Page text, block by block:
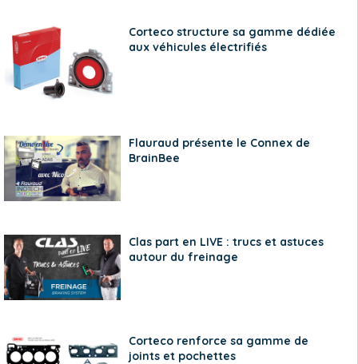
Corteco structure sa gamme dédiée
aux véhicules électrifiés
Flauraud présente le Connex de
BrainBee
Clas part en LIVE : trucs et astuces
autour du freinage
Corteco renforce sa gamme de
joints et pochettes